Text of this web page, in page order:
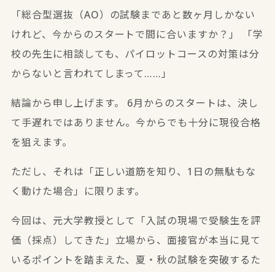
「総合型選抜（AO）の試験まであと数ヶ月しかない
けれど、今からのスタートで間に合いますか？」
「学
校の先生に相談しても、パイロットコースの対策は分
からないと言われてしまって……」
結論から申し上げます。 6月からのスタートは、決し
て手遅れではありません。今からでも十分に現役合格
を狙えます。
ただし、それは「正しい道筋を知り、1日の無駄もな
く動けた場合」に限ります。
今回は、元大学教授として「入試の現場で受験生を評
価（採点）してきた」立場から、面接官が本当に見て
いるポイントを踏まえた、夏・秋の試験を突破するた